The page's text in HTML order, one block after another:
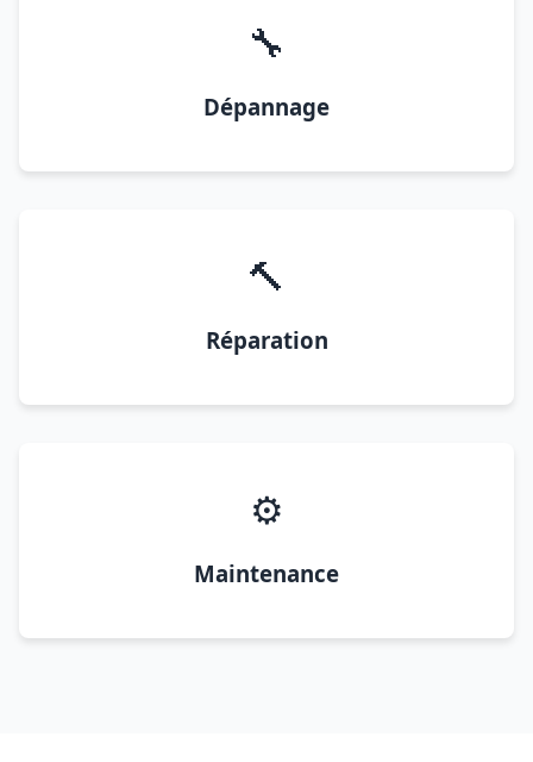
🔧
Dépannage
🔨
Réparation
⚙️
Maintenance